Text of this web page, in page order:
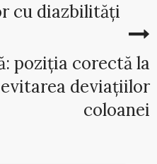
cu diazbilități
poziția corectă la
deviațiilor
coloanei